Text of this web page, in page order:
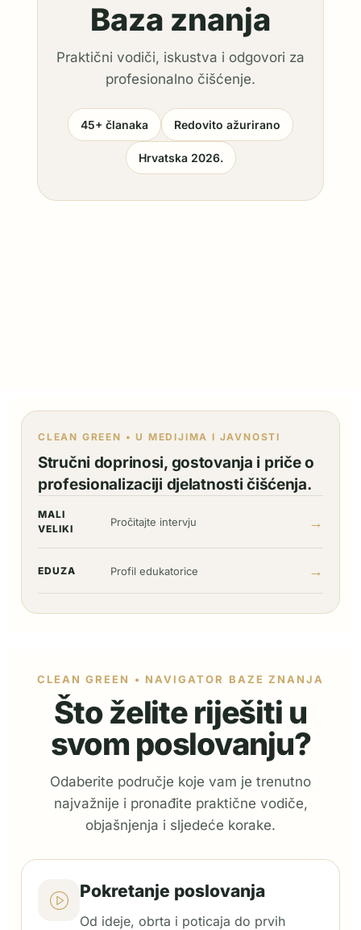
Baza znanja
Praktični vodiči, iskustva i odgovori za
profesionalno čišćenje.
45+ članaka Redovito ažurirano
Hrvatska 2026.
CLEAN GREEN • U MEDIJIMA I JAVNOSTI
Stručni doprinosi, gostovanja i priče o
profesionalizaciji djelatnosti čišćenja.
MALI
VELIKI
Pročitajte intervju →
EDUZA Profil edukatorice →
CLEAN GREEN • NAVIGATOR BAZE ZNANJA
Što želite riješiti u
svom poslovanju?
Odaberite područje koje vam je trenutno
najvažnije i pronađite praktične vodiče,
objašnjenja i sljedeće korake.
Pokretanje poslovanja
Od ideje, obrta i poticaja do prvih